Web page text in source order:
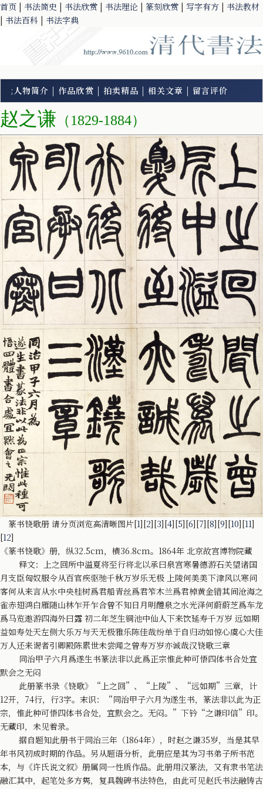
首页 | 书法简史 | 书法欣赏 | 书法理论 | 篆刻欣赏 | 写字有方 | 书法教材
| 书法百科 | 书法字典
; 人物简介 | 作品欣赏 | 拍卖精品 | 相关文章 | 留言评价
赵之谦 （1829-1884）
篆书铙歌册 请分页浏览高清晰图片[1][2][3][4][5][6][7][8][9][10][11]
[12]
《篆书铙歌》册，纵32.5cm，横36.8cm。1864年 北京故宫博物院藏
释文：上之回所中溢夏将至行将北以承曰泉宫寒暑德游石关望诸国
月支臣匈奴服令从百官疾驱驰千秋万岁乐无极 上陵何美美下津风以寒问
客何从来言从水中央桂树爲君船青丝爲君笮木兰爲君棹黄金错其间沧海之
雀赤翅鸿白雁随山林乍开乍合曾不知日月明醴泉之水光泽何蔚蔚芝爲车龙
爲马览遨游四海外曰露 初二年芝生铜池中仙人下来饮延寿千万岁 远如期
益如寿处天左侧大乐万与天无极雅乐陈佳哉纷单于自归动如惊心虞心大佳
万人还来谒者引卿殿陈累世未尝闻之曾寿万岁亦诚哉汉铙歌三章
同治甲子六月爲遂生书篆法非以此爲正宗惟此种可悟四体书合处宜
默会之无闷
此册篆书录《铙歌》“上之回”、“上陵”、“远如期”三章，计
12开，74行，行3字。末识：“同治甲子六月为遂生书，篆法非以此为正
宗，惟此种可悟四体书合处，宜默会之。无闷。”下钤“之谦印信”印。
无藏印，未见着录。
据自题知此册书于同治三年（1864年），时赵之谦35岁，当是其早
年书风初成时期的作品。另从题语分析，此册应是其为习书弟子所书范
本，与《许氏说文叙》册属同一性质作品。此册用汉篆法，又有隶书笔法
融汇其中，起笔处多方隽，复具魏碑书法特色，由此可见赵氏书法融铸古